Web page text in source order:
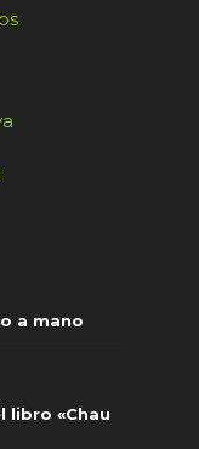
a mano
libro «Chau